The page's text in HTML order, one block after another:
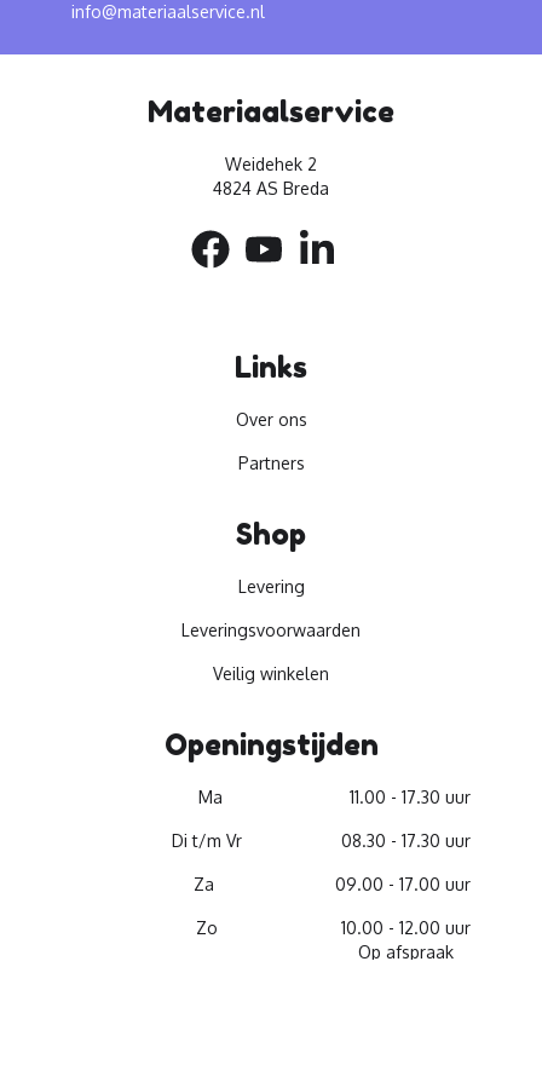
info@materiaalservice.nl
Materiaalservice
Weidehek 2
4824 AS Breda
Links
Over ons
Partners
Shop
Levering
Leveringsvoorwaarden
Veilig winkelen
Openingstijden
Ma 11.00 - 17.30 uur
Di t/m Vr 08.30 - 17.30 uur
Za 09.00 - 17.00 uur
Zo
10.00 - 12.00 uur
Op afspraak